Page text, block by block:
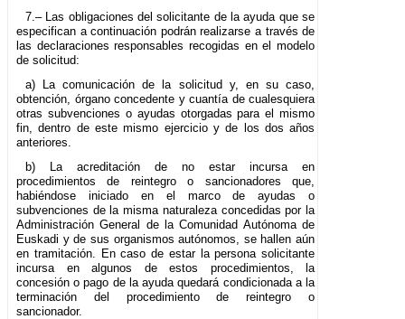
7.– Las obligaciones del solicitante de la ayuda que se
especifican a continuación podrán realizarse a través de
las declaraciones responsables recogidas en el modelo
de solicitud:
a) La comunicación de la solicitud y, en su caso,
obtención, órgano concedente y cuantía de cualesquiera
otras subvenciones o ayudas otorgadas para el mismo
fin, dentro de este mismo ejercicio y de los dos años
anteriores.
b) La acreditación de no estar incursa en
procedimientos de reintegro o sancionadores que,
habiéndose iniciado en el marco de ayudas o
subvenciones de la misma naturaleza concedidas por la
Administración General de la Comunidad Autónoma de
Euskadi y de sus organismos autónomos, se hallen aún
en tramitación. En caso de estar la persona solicitante
incursa en algunos de estos procedimientos, la
concesión o pago de la ayuda quedará condicionada a la
terminación del procedimiento de reintegro o
sancionador.